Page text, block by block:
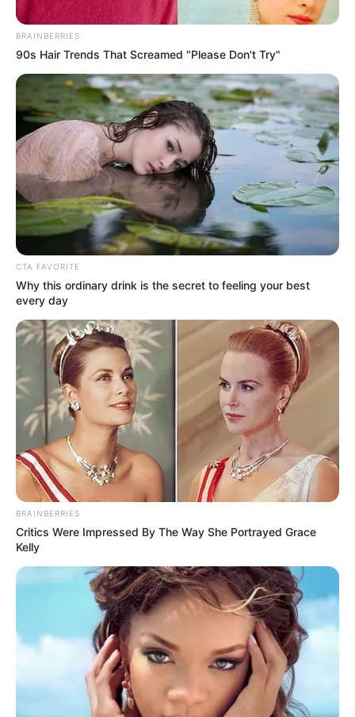
BARRANQUILLA
Buscan reubicar temporalmente el
mercado de carnes de Barranquilla
DESFILE
Así será el Desfile de
Comparsas por la Séptima
en el cumpleaños de
ALCALDÍA DE NEIVA
¡La deuda bajó, pero el
problema sigue! Alcaldía
de Neiva mantiene
sanción laboral de $350
millones
CONGRESISTAS
congresistas de Norte de
Santander?
FALLO JUDICIAL
Tribunal del Atlántico
revoca nulidad del PBOT
de Puerto Colombia y
mantiene vigente el plan
territorial
BRAINBERRIES
90s Hair Trends That Screamed "Please Don't Try"
CTA FAVORITE
Why this ordinary drink is the secret to feeling your best
every day
BRAINBERRIES
Critics Were Impressed By The Way She Portrayed Grace
Kelly